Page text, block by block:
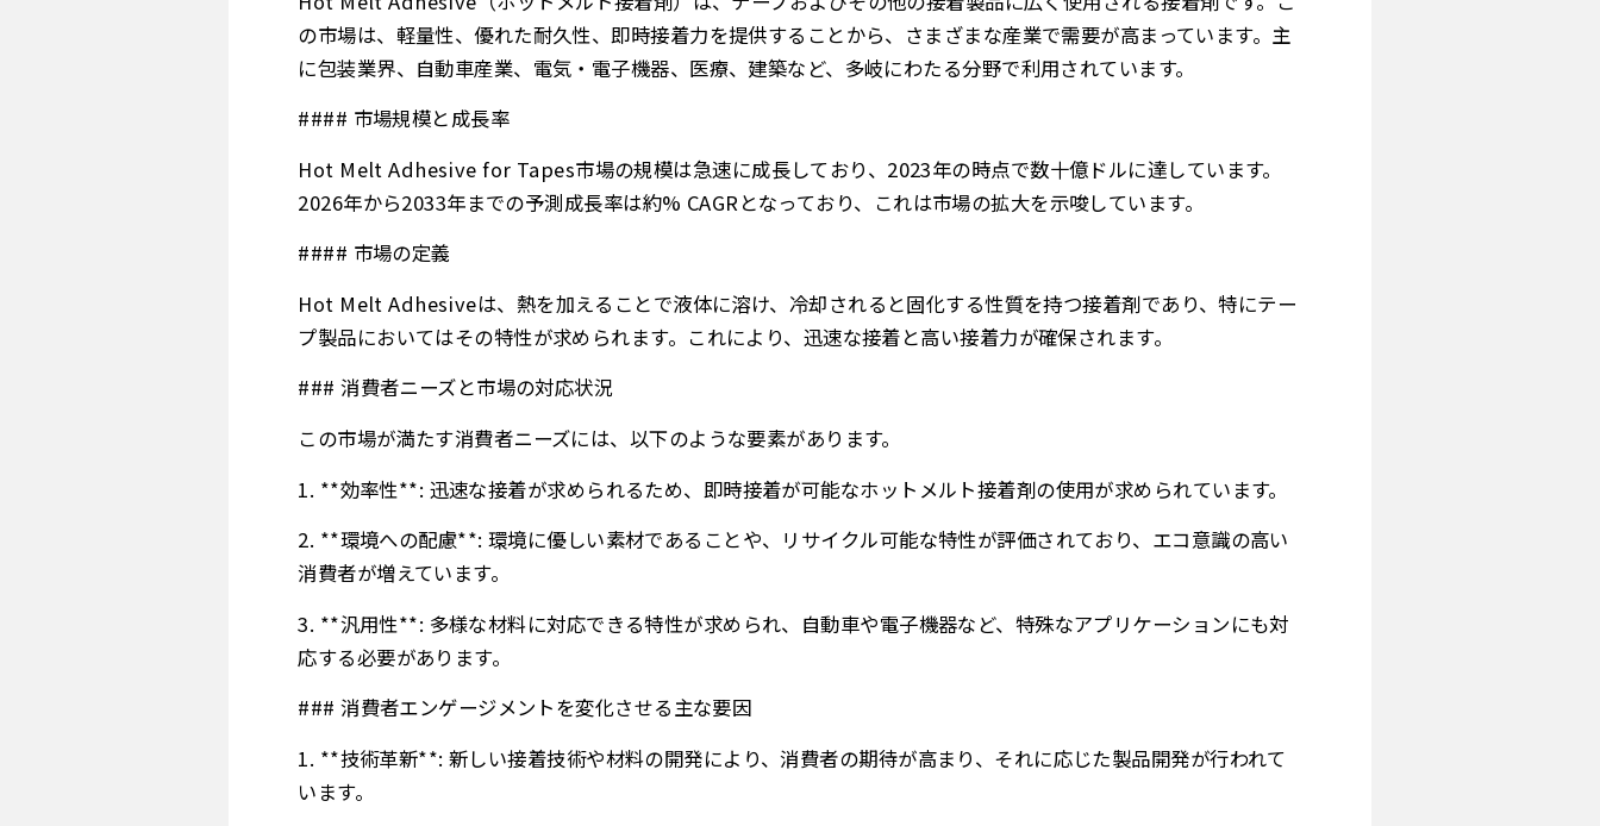
の市場は、軽量性、優れた耐久性、即時接着力を提供することから、さまざまな産業で需要が高まっています。主
に包装業界、自動車産業、電気・電子機器、医療、建築など、多岐にわたる分野で利用されています。
#### 市場規模と成長率
Hot Melt Adhesive for Tapes市場の規模は急速に成長しており、2023年の時点で数十億ドルに達しています。
2026年から2033年までの予測成長率は約% CAGRとなっており、これは市場の拡大を示唆しています。
#### 市場の定義
Hot Melt Adhesiveは、熱を加えることで液体に溶け、冷却されると固化する性質を持つ接着剤であり、特にテー
プ製品においてはその特性が求められます。これにより、迅速な接着と高い接着力が確保されます。
### 消費者ニーズと市場の対応状況
この市場が満たす消費者ニーズには、以下のような要素があります。
1. **効率性**: 迅速な接着が求められるため、即時接着が可能なホットメルト接着剤の使用が求められています。
2. **環境への配慮**: 環境に優しい素材であることや、リサイクル可能な特性が評価されており、エコ意識の高い
消費者が増えています。
3. **汎用性**: 多様な材料に対応できる特性が求められ、自動車や電子機器など、特殊なアプリケーションにも対
応する必要があります。
### 消費者エンゲージメントを変化させる主な要因
1. **技術革新**: 新しい接着技術や材料の開発により、消費者の期待が高まり、それに応じた製品開発が行われて
います。